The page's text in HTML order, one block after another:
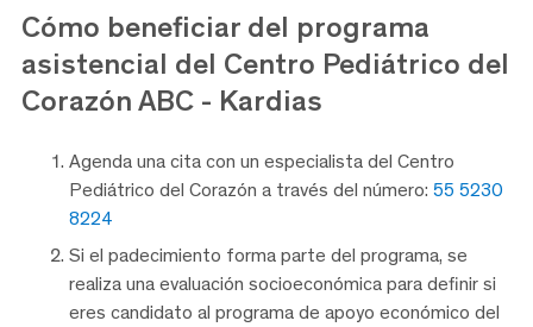
Cómo beneficiar del programa
asistencial del Centro Pediátrico del
Corazón ABC - Kardias
Agenda una cita con un especialista del Centro
Pediátrico del Corazón a través del número: 55 5230
8224
Si el padecimiento forma parte del programa, se
realiza una evaluación socioeconómica para definir si
eres candidato al programa de apoyo económico del